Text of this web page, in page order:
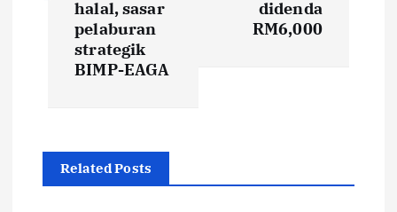
v
halal, sasar
pelaburan
strategik
BIMP-EAGA
didenda
RM6,000
Related Posts